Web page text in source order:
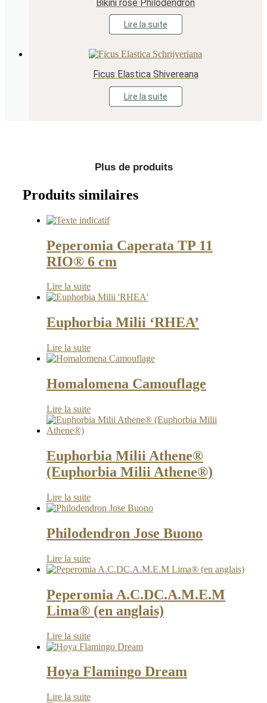
Bikini rose Philodendron
Lire la suite
Ficus Elastica Shivereana
Lire la suite
Plus de produits
Produits similaires
Peperomia Caperata TP 11
RIO® 6 cm
Lire la suite
Euphorbia Milii ‘RHEA’
Lire la suite
Homalomena Camouflage
Lire la suite
Euphorbia Milii Athene®
(Euphorbia Milii Athene®)
Lire la suite
Philodendron Jose Buono
Lire la suite
Peperomia A.C.DC.A.M.E.M
Lima® (en anglais)
Lire la suite
Hoya Flamingo Dream
Lire la suite